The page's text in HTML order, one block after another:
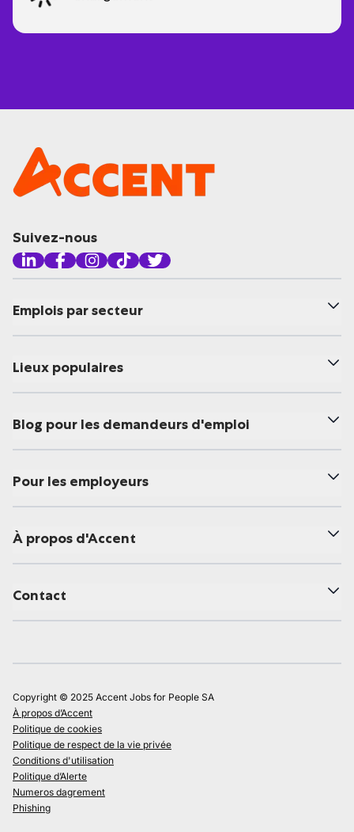
Suivez-nous
Emplois par secteur
Lieux populaires
Blog pour les demandeurs d'emploi
Pour les employeurs
À propos d'Accent
Contact
Copyright © 2025 Accent Jobs for People SA
À propos d’Accent
Politique de cookies
Politique de respect de la vie privée
Conditions d'utilisation
Politique d’Alerte
Numeros dagrement
Phishing